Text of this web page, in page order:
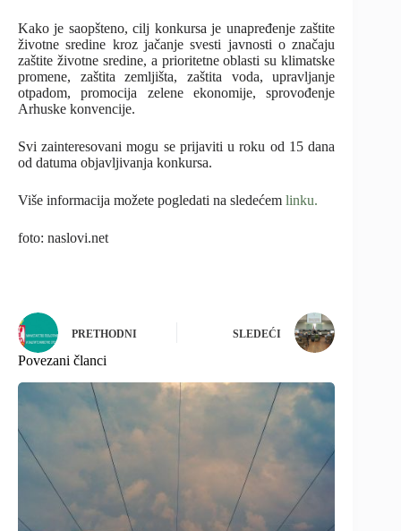
Kako je saopšteno, cilj konkursa je unapređenje zaštite
životne sredine kroz jačanje svesti javnosti o značaju
zaštite životne sredine, a prioritetne oblasti su klimatske
promene, zaštita zemljišta, zaštita voda, upravljanje
otpadom, promocija zelene ekonomije, sprovođenje
Arhuske konvencije.
Svi zainteresovani mogu se prijaviti u roku od 15 dana
od datuma objavljivanja konkursa.
Više informacija možete pogledati na sledećem linku.
foto: naslovi.net
PRETHODNI SLEDEĆI
Povezani članci